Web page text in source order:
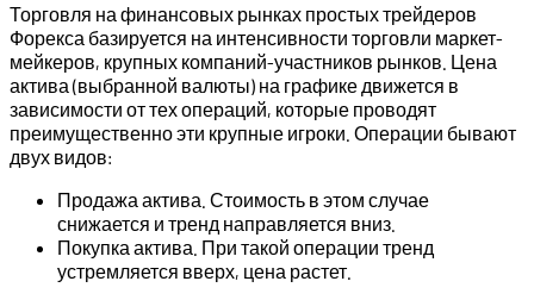
Торговля на финансовых рынках простых трейдеров
Форекса базируется на интенсивности торговли маркет-
мейкеров, крупных компаний-участников рынков. Цена
актива (выбранной валюты) на графике движется в
зависимости от тех операций, которые проводят
преимущественно эти крупные игроки. Операции бывают
двух видов:
Продажа актива. Стоимость в этом случае
снижается и тренд направляется вниз.
Покупка актива. При такой операции тренд
устремляется вверх, цена растет.